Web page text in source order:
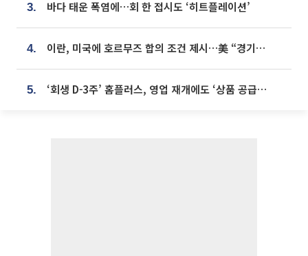
3. 바다 태운 폭염에…회 한 접시도 ‘히트플레이션’
4. 이란, 미국에 호르무즈 합의 조건 제시…美 “경기 아직 안 끝나” [종합]
5. ‘회생 D-3주’ 홈플러스, 영업 재개에도 ‘상품 공급망’ 복구가 생존 관건